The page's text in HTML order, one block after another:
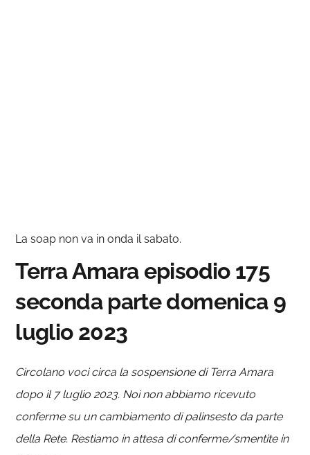
La soap non va in onda il sabato.
Terra Amara episodio 175
seconda parte domenica 9
luglio 2023
Circolano voci circa la sospensione di Terra Amara
dopo il 7 luglio 2023. Noi non abbiamo ricevuto
conferme su un cambiamento di palinsesto da parte
della Rete. Restiamo in attesa di conferme/smentite in